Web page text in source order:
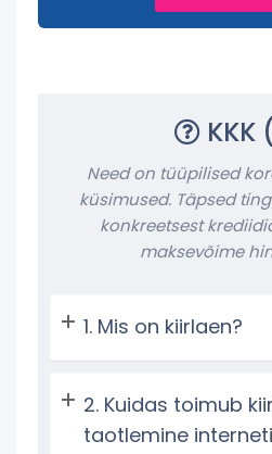
KKK
Need on tüüpilised
küsimused. Täpsed
konkreetsest
maksevõime
Mis on kiirlaen?
Kuidas toimub
taotlemine